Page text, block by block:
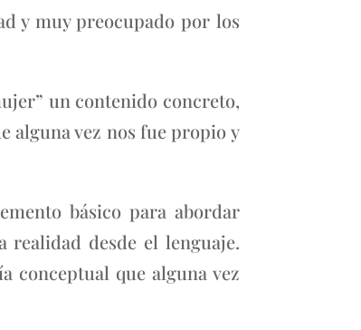
y muy preocupado por los
un contenido concreto,
alguna vez nos fue propio y
básico para abordar
realidad desde el lenguaje.
conceptual que alguna vez